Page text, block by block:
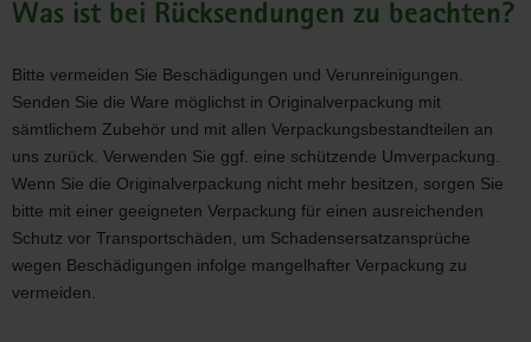
Was ist bei Rücksendungen zu beachten?
Bitte vermeiden Sie Beschädigungen und Verunreinigungen.
Senden Sie die Ware möglichst in Originalverpackung mit
sämtlichem Zubehör und mit allen Verpackungsbestandteilen an
uns zurück. Verwenden Sie ggf. eine schützende Umverpackung.
Wenn Sie die Originalverpackung nicht mehr besitzen, sorgen Sie
bitte mit einer geeigneten Verpackung für einen ausreichenden
Schutz vor Transportschäden, um Schadensersatzansprüche
wegen Beschädigungen infolge mangelhafter Verpackung zu
vermeiden.